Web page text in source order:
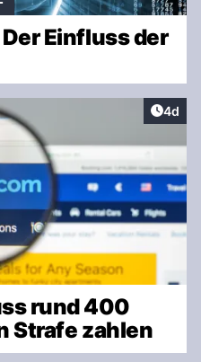
Einfluss der
4d
rund 400
Strafe zahlen